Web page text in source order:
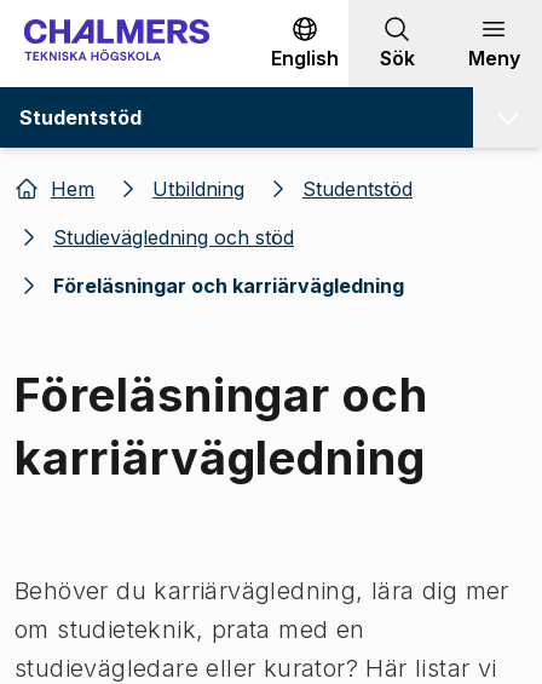
Gå till innehållet
English Sök Meny
Studentstöd
Hem Utbildning
Studentstöd
Studievägledning och stöd
Föreläsningar och karriärvägledning
Föreläsningar och
karriärvägledning
Behöver du karriärvägledning, lära dig mer
om studieteknik, prata med en
studievägledare eller kurator? Här listar vi